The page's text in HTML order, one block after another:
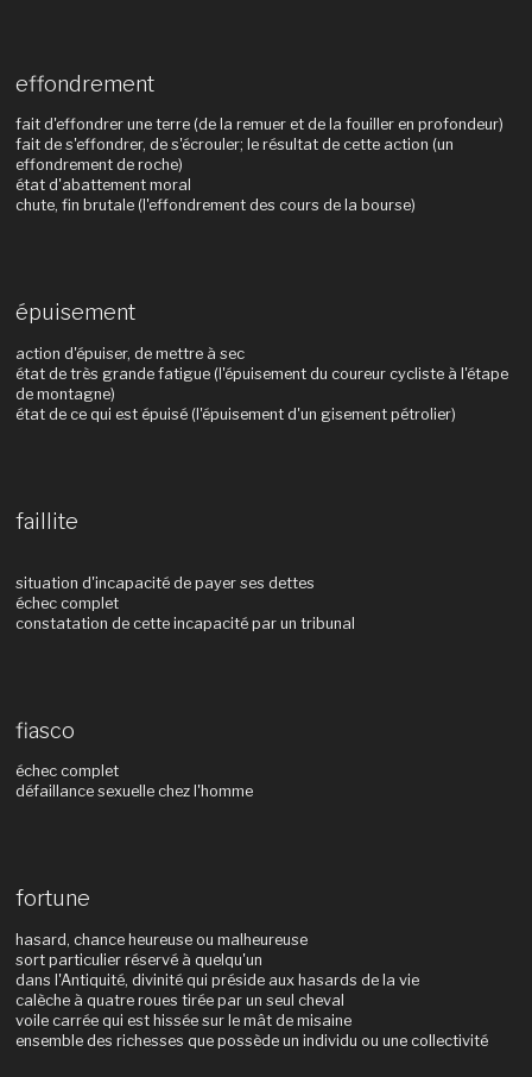
effondrement
fait d'effondrer une terre (de la remuer et de la fouiller en profondeur)
fait de s'effondrer, de s'écrouler; le résultat de cette action (un
effondrement de roche)
état d'abattement moral
chute, fin brutale (l'effondrement des cours de la bourse)
épuisement
action d'épuiser, de mettre à sec
état de très grande fatigue (l'épuisement du coureur cycliste à l'étape
de montagne)
état de ce qui est épuisé (l'épuisement d'un gisement pétrolier)
faillite
situation d'incapacité de payer ses dettes
échec complet
constatation de cette incapacité par un tribunal
fiasco
échec complet
défaillance sexuelle chez l'homme
fortune
hasard, chance heureuse ou malheureuse
sort particulier réservé à quelqu'un
dans l'Antiquité, divinité qui préside aux hasards de la vie
calèche à quatre roues tirée par un seul cheval
voile carrée qui est hissée sur le mât de misaine
ensemble des richesses que possède un individu ou une collectivité